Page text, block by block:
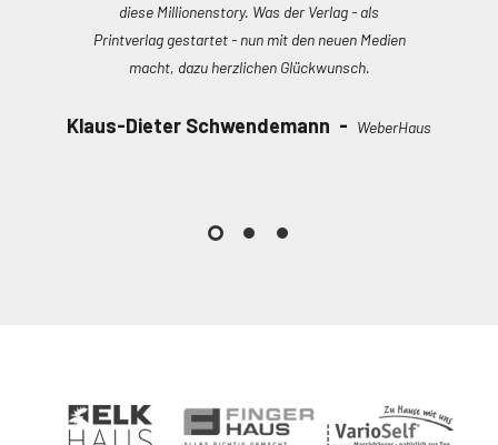
diese Millionenstory. Was der Verlag ­­- als
Printverlag gestartet - nun mit den neuen Medien
macht, dazu herzlichen Glückwunsch.
Klaus-Dieter Schwendemann - WeberHaus